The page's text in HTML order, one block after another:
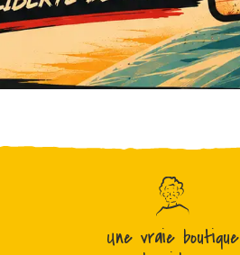
Une vraie boutique